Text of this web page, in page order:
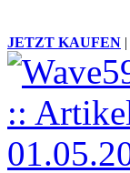
JETZT KAUFEN |